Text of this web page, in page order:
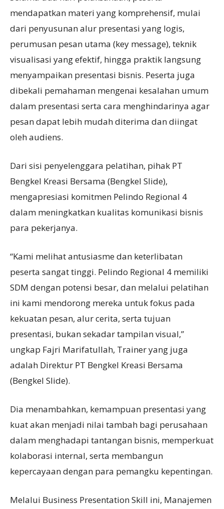
mendapatkan materi yang komprehensif, mulai
dari penyusunan alur presentasi yang logis,
perumusan pesan utama (key message), teknik
visualisasi yang efektif, hingga praktik langsung
menyampaikan presentasi bisnis. Peserta juga
dibekali pemahaman mengenai kesalahan umum
dalam presentasi serta cara menghindarinya agar
pesan dapat lebih mudah diterima dan diingat
oleh audiens.
Dari sisi penyelenggara pelatihan, pihak PT
Bengkel Kreasi Bersama (Bengkel Slide),
mengapresiasi komitmen Pelindo Regional 4
dalam meningkatkan kualitas komunikasi bisnis
para pekerjanya.
“Kami melihat antusiasme dan keterlibatan
peserta sangat tinggi. Pelindo Regional 4 memiliki
SDM dengan potensi besar, dan melalui pelatihan
ini kami mendorong mereka untuk fokus pada
kekuatan pesan, alur cerita, serta tujuan
presentasi, bukan sekadar tampilan visual,”
ungkap Fajri Marifatullah, Trainer yang juga
adalah Direktur PT Bengkel Kreasi Bersama
(Bengkel Slide).
Dia menambahkan, kemampuan presentasi yang
kuat akan menjadi nilai tambah bagi perusahaan
dalam menghadapi tantangan bisnis, memperkuat
kolaborasi internal, serta membangun
kepercayaan dengan para pemangku kepentingan.
Melalui Business Presentation Skill ini, Manajemen